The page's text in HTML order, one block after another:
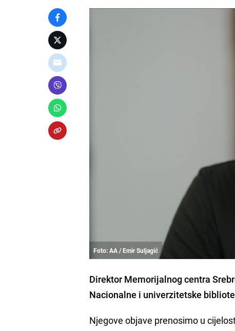
Foto: AA / Emir Suljagić
Direktor Memorijalnog centra
Nacionalne i univerzitetske
Njegove objave prenosimo u